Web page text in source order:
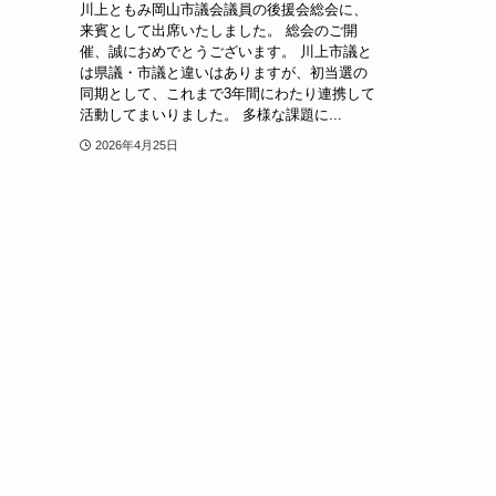
川上ともみ岡山市議会議員の後援会総会に、
来賓として出席いたしました。 総会のご開
催、誠におめでとうございます。 川上市議と
は県議・市議と違いはありますが、初当選の
同期として、これまで3年間にわたり連携して
活動してまいりました。 多様な課題に...
2026年4月25日